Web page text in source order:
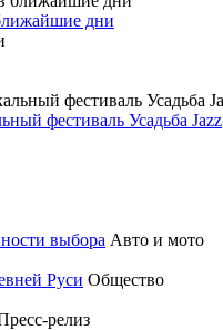
дни
фестиваль Усадьба Jazz
выбора Авто и мото
Руси Общество
релиз